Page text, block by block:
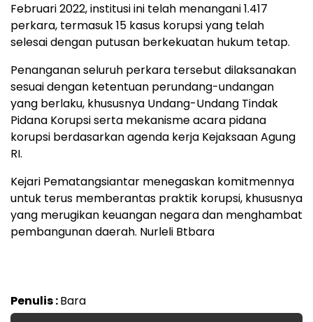
Februari 2022, institusi ini telah menangani 1.417
perkara, termasuk 15 kasus korupsi yang telah
selesai dengan putusan berkekuatan hukum tetap.
Penanganan seluruh perkara tersebut dilaksanakan
sesuai dengan ketentuan perundang-undangan
yang berlaku, khususnya Undang-Undang Tindak
Pidana Korupsi serta mekanisme acara pidana
korupsi berdasarkan agenda kerja Kejaksaan Agung
RI.
Kejari Pematangsiantar menegaskan komitmennya
untuk terus memberantas praktik korupsi, khususnya
yang merugikan keuangan negara dan menghambat
pembangunan daerah. Nurleli Btbara
Penulis :Bara